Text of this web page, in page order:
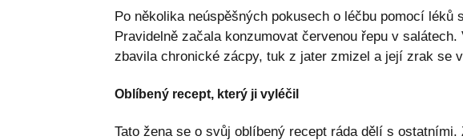
Po několika neúspěšných pokusech o léčbu pomocí léků
Pravidelně začala konzumovat červenou řepu v
zbavila chronické zácpy, tuk z jater zmizel a její zrak se
Oblíbený recept, který ji vyléčil
Tato žena se o svůj oblíbený recept ráda dělí s